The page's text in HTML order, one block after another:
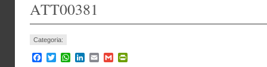
ATT00381
Categoria:
Facebook
TwitterWhatsApp
LinkedIn
EmailGmail